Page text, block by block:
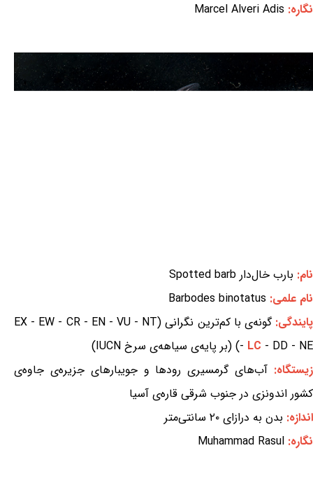
نگاره: Marcel Alveri Adis
نام: بارب خال‌دار Spotted barb
نام علمی: Barbodes binotatus
پایندگی:
گونه‌ی با کم‌ترین نگرانی (EX - EW - CR - EN - VU - NT
- LC - DD - NE) (بر پایه‌ی سیاهه‌ی سرخ IUCN)
زیستگاه: آب‌های گرمسیری رودها و جویبارهای جزیره‌ی جاوه‌ی
کشور اندونزی در جنوب شرقی قاره‌ی آسیا
اندازه: بدن به درازای ۲۰ سانتی‌متر
نگاره: Muhammad Rasul